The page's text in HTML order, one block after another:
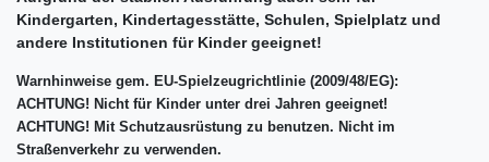
Kindergarten, Kindertagesstätte, Schulen, Spielplatz und
andere Institutionen für Kinder geeignet!
Warnhinweise gem. EU-Spielzeugrichtlinie (2009/48/EG):
ACHTUNG! Nicht für Kinder unter drei Jahren geeignet!
ACHTUNG! Mit Schutzausrüstung zu benutzen. Nicht im
Straßenverkehr zu verwenden.